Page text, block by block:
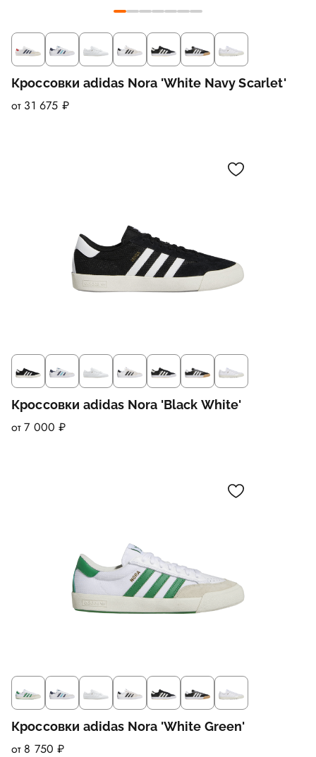
Кроссовки adidas Nora 'White Navy Scarlet'
от 31 675 ₽
Кроссовки adidas Nora 'Black White'
от 7 000 ₽
Кроссовки adidas Nora 'White Green'
от 8 750 ₽